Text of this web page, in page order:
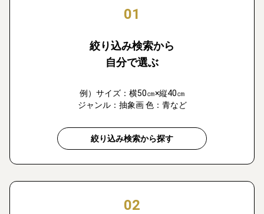
01
絞り込み検索から
自分で選ぶ
例）サイズ：横50㎝×縦40㎝
ジャンル：抽象画 色：青など
絞り込み検索から探す
02